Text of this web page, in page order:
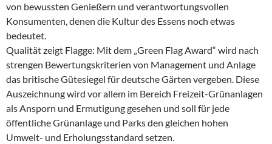
von bewussten Genießern und verantwortungsvollen
Konsumenten, denen die Kultur des Essens noch etwas
bedeutet.
Qualität zeigt Flagge: Mit dem „Green Flag Award“ wird nach
strengen Bewertungskriterien von Management und Anlage
das britische Gütesiegel für deutsche Gärten vergeben. Diese
Auszeichnung wird vor allem im Bereich Freizeit-Grünanlagen
als Ansporn und Ermutigung gesehen und soll für jede
öffentliche Grünanlage und Parks den gleichen hohen
Umwelt- und Erholungsstandard setzen.